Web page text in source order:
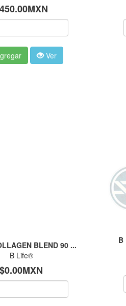
Ver
BLEND 90 ...
B Life®
$0.00MXN
B